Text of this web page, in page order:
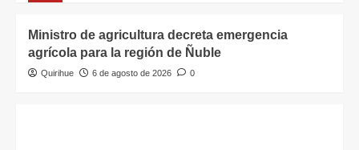
Ministro de agricultura decreta emergencia
agrícola para la región de Ñuble
Quirihue 6 de agosto de 2026 0